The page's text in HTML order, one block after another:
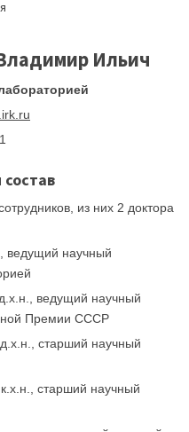
Ильич
из них 2 доктора
ведущий научный
ведущий научный
Премии СССР
старший научный
старший научный